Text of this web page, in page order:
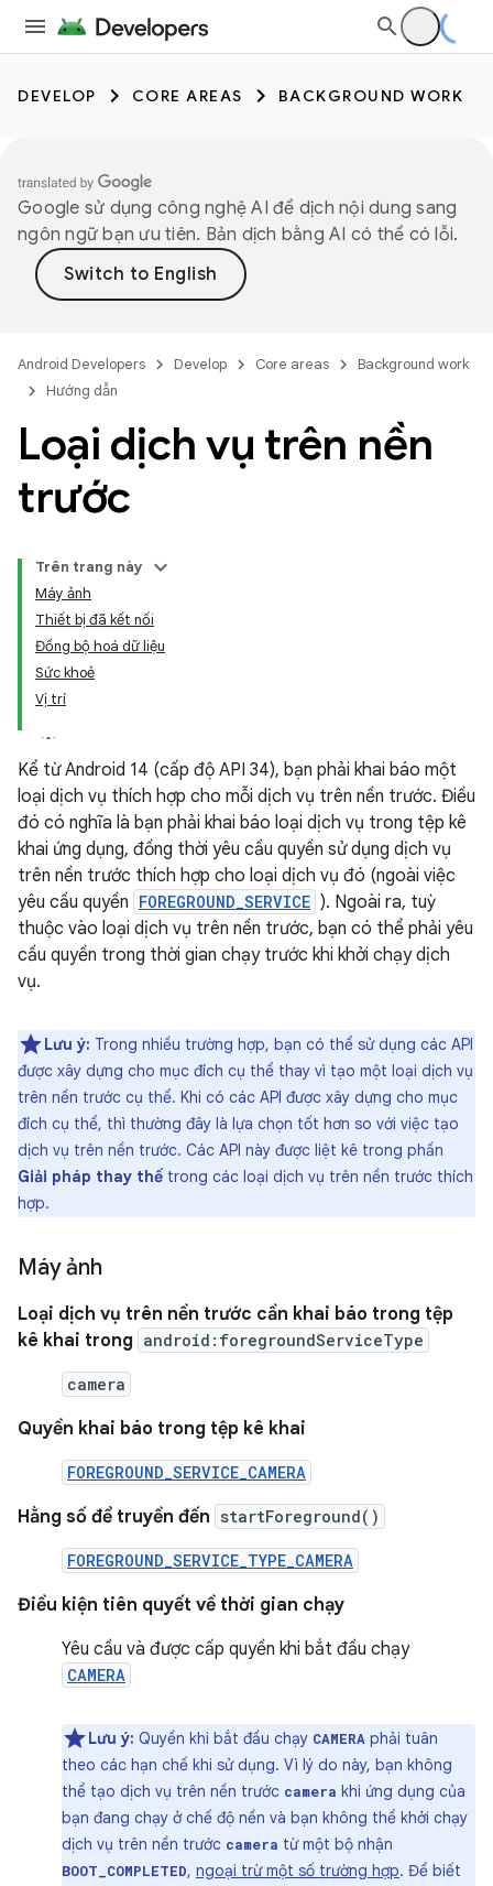
DEVELOP CORE AREAS BACKGROUND WORK
Google sử dụng công nghệ AI để dịch nội dung sang
ngôn ngữ bạn ưu tiên. Bản dịch bằng AI có thể có lỗi.
Android Developers Develop Core areas
Background work
Hướng dẫn
Loại dịch vụ trên nền
trước
Trên trang này
Máy ảnh
Thiết bị đã kết nối
Đồng bộ hoá dữ liệu
Sức khoẻ
Vị trí
Kể từ Android 14 (cấp độ API 34), bạn phải khai báo một
loại dịch vụ thích hợp cho mỗi dịch vụ trên nền trước. Điều
đó có nghĩa là bạn phải khai báo loại dịch vụ trong tệp kê
khai ứng dụng, đồng thời yêu cầu quyền sử dụng dịch vụ
trên nền trước thích hợp cho loại dịch vụ đó (ngoài việc
yêu cầu quyền FOREGROUND_SERVICE ). Ngoài ra, tuỳ
thuộc vào loại dịch vụ trên nền trước, bạn có thể phải yêu
cầu quyền trong thời gian chạy trước khi khởi chạy dịch
vụ.
Lưu ý: Trong nhiều trường hợp, bạn có thể sử dụng các API
được xây dựng cho mục đích cụ thể thay vì tạo một loại dịch vụ
trên nền trước cụ thể. Khi có các API được xây dựng cho mục
đích cụ thể, thì thường đây là lựa chọn tốt hơn so với việc tạo
dịch vụ trên nền trước. Các API này được liệt kê trong phần
Giải pháp thay thế trong các loại dịch vụ trên nền trước thích
hợp.
Máy ảnh
Loại dịch vụ trên nền trước cần khai báo trong tệp
kê khai trong android:foregroundServiceType
camera
Quyền khai báo trong tệp kê khai
FOREGROUND_SERVICE_CAMERA
Hằng số để truyền đến startForeground()
FOREGROUND_SERVICE_TYPE_CAMERA
Điều kiện tiên quyết về thời gian chạy
Yêu cầu và được cấp quyền khi bắt đầu chạy
CAMERA
Lưu ý: Quyền khi bắt đầu chạy CAMERA phải tuân
theo các hạn chế khi sử dụng. Vì lý do này, bạn không
thể tạo dịch vụ trên nền trước camera khi ứng dụng của
bạn đang chạy ở chế độ nền và bạn không thể khởi chạy
dịch vụ trên nền trước camera từ một bộ nhận
BOOT_COMPLETED, ngoại trừ một số trường hợp. Để biết